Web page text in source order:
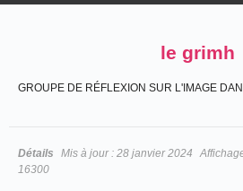
le grimh
GROUPE DE RÉFLEXION SUR L'IMAGE
Détails Mis à jour : 28 janvier 2024
16300